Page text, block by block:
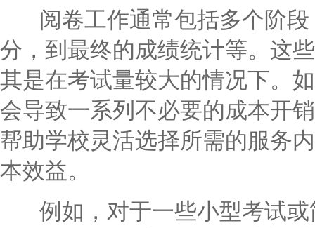
阅卷工作通常包括多个阶段
分，到最终的成绩统计等。这
其是在考试量较大的情况下。
会导致一系列不必要的成本开
帮助学校灵活选择所需的服务
本效益。
例如，对于一些小型考试或